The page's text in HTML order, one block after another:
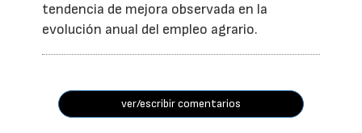
tendencia de mejora observada en la
evolución anual del empleo agrario.
ver/escribir comentarios